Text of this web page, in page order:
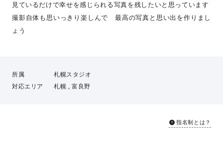
見ているだけで幸せを感じられる写真を残したいと思っています
撮影自体も思いっきり楽しんで 最高の写真と思い出を作りまし
ょう
所属
札幌スタジオ
対応エリア
札幌 , 富良野
指名制とは？